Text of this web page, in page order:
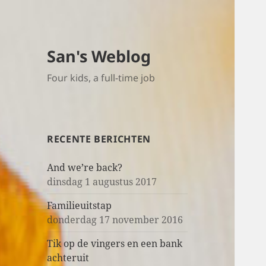
San's Weblog
Four kids, a full-time job
RECENTE BERICHTEN
And we’re back?
dinsdag 1 augustus 2017
Familieuitstap
donderdag 17 november 2016
Tik op de vingers en een bank
achteruit